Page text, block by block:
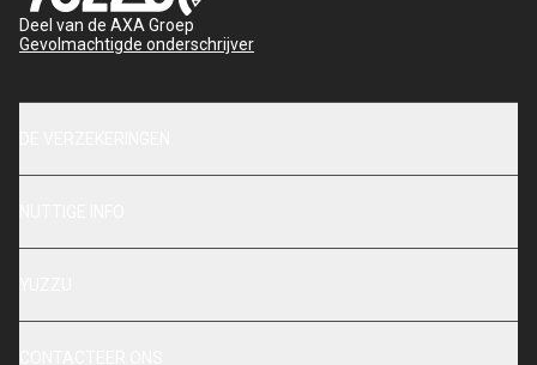
Deel van de AXA Groep
Gevolmachtigde onderschrijver